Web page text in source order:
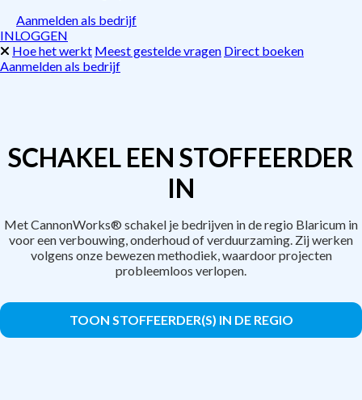
Aanmelden als bedrijf
INLOGGEN
Hoe het werkt Meest gestelde vragen Direct boeken
Aanmelden als bedrijf
SCHAKEL EEN STOFFEERDER
IN
Met CannonWorks® schakel je bedrijven in de regio Blaricum in
voor een verbouwing, onderhoud of verduurzaming. Zij werken
volgens onze bewezen methodiek, waardoor projecten
probleemloos verlopen.
TOON STOFFEERDER(S) IN DE REGIO